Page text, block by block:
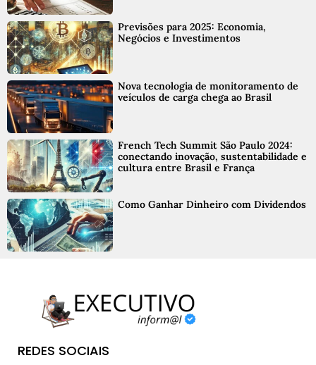
Previsões para 2025: Economia,
Negócios e Investimentos
Nova tecnologia de monitoramento de
veículos de carga chega ao Brasil
French Tech Summit São Paulo 2024:
conectando inovação, sustentabilidade e
cultura entre Brasil e França
Como Ganhar Dinheiro com Dividendos
REDES SOCIAIS